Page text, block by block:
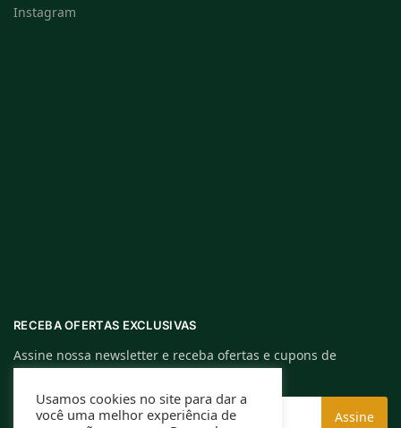
Instagram
RECEBA OFERTAS EXCLUSIVAS
Assine nossa newsletter e receba ofertas e cupons de
descontos exclusivos.
Usamos cookies no site para dar a
você uma melhor experiência de